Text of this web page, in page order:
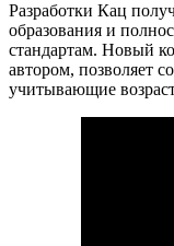
Разработки Кац
образования и
стандартам. Новый
автором, позволяет
учитывающие